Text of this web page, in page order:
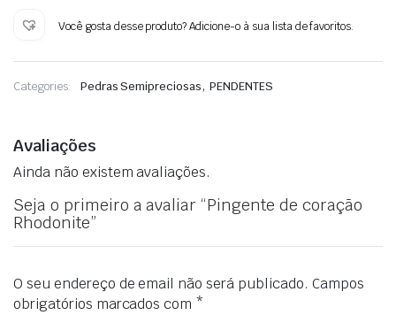
coração
Rhodonite
Você gosta desse produto? Adicione-o à sua lista de favoritos.
Categories: Pedras Semipreciosas,PENDENTES
Avaliações
Ainda não existem avaliações.
Seja o primeiro a avaliar “Pingente de coração
Rhodonite”
O seu endereço de email não será publicado. Campos
obrigatórios marcados com *